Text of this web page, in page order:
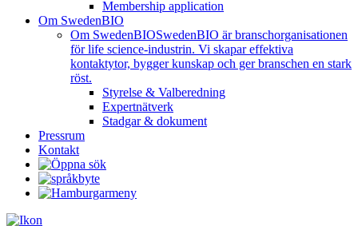
Membership application
Om SwedenBIO
Om SwedenBIOSwedenBIO är branschorganisationen
för life science-industrin. Vi skapar effektiva
kontaktytor, bygger kunskap och ger branschen en stark
röst.
Styrelse & Valberedning
Expertnätverk
Stadgar & dokument
Pressrum
Kontakt